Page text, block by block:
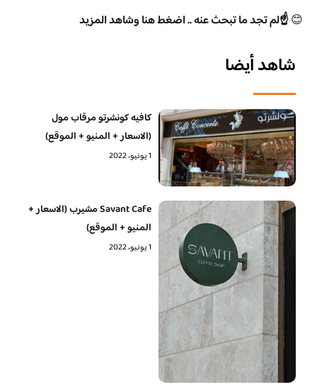
😊☝️لم تجد ما تبحث عنه .. اضغط هنا وشاهد المزيد
شاهد أيضا
كافيه كونشرتو مرقاب مول
(الاسعار + المنيو + الموقع)
1 يونيو، 2022
Savant Cafe مشيرب (الاسعار +
المنيو + الموقع)
1 يونيو، 2022